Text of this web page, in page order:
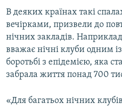
В деяких країнах такі
вечірками, призвели до
нічних закладів.
вважає нічні клуби одним
боротьбі з епідемією, яка
забрала життя понад 700
«Для багатьох нічних клубів